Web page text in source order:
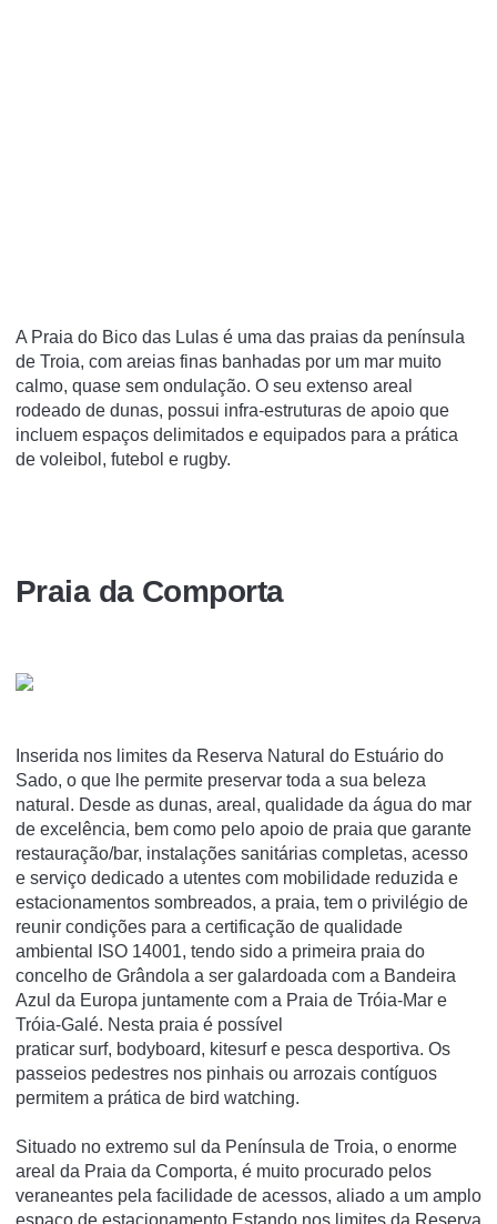
A Praia do Bico das Lulas é uma das praias da península
de Troia, com areias finas banhadas por um mar muito
calmo, quase sem ondulação. O seu extenso areal
rodeado de dunas, possui infra-estruturas de apoio que
incluem espaços delimitados e equipados para a prática
de voleibol, futebol e rugby.
Praia da Comporta
Inserida nos limites da Reserva Natural do Estuário do
Sado, o que lhe permite preservar toda a sua beleza
natural. Desde as dunas, areal, qualidade da água do mar
de excelência, bem como pelo apoio de praia que garante
restauração/bar, instalações sanitárias completas, acesso
e serviço dedicado a utentes com mobilidade reduzida e
estacionamentos sombreados, a praia, tem o privilégio de
reunir condições para a certificação de qualidade
ambiental ISO 14001, tendo sido a primeira praia do
concelho de Grândola a ser galardoada com a Bandeira
Azul da Europa juntamente com a Praia de Tróia-Mar e
Tróia-Galé. Nesta praia é possível
praticar surf, bodyboard, kitesurf e pesca desportiva. Os
passeios pedestres nos pinhais ou arrozais contíguos
permitem a prática de bird watching.
Situado no extremo sul da Península de Troia, o enorme
areal da Praia da Comporta, é muito procurado pelos
veraneantes pela facilidade de acessos, aliado a um amplo
espaço de estacionamento.Estando nos limites da Reserva